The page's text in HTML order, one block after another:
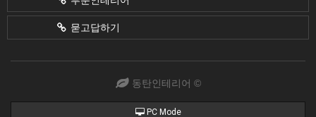
묻고답하기
동탄인테리어 ©
PC Mode